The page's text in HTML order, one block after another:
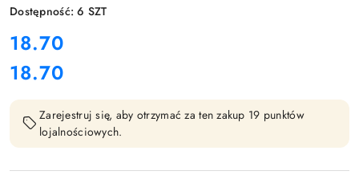
Dostępność:6 SZT
cena:
18.70
Cena:
18.70
Zarejestruj się, aby otrzymać za ten zakup 19 punktów
lojalnościowych.